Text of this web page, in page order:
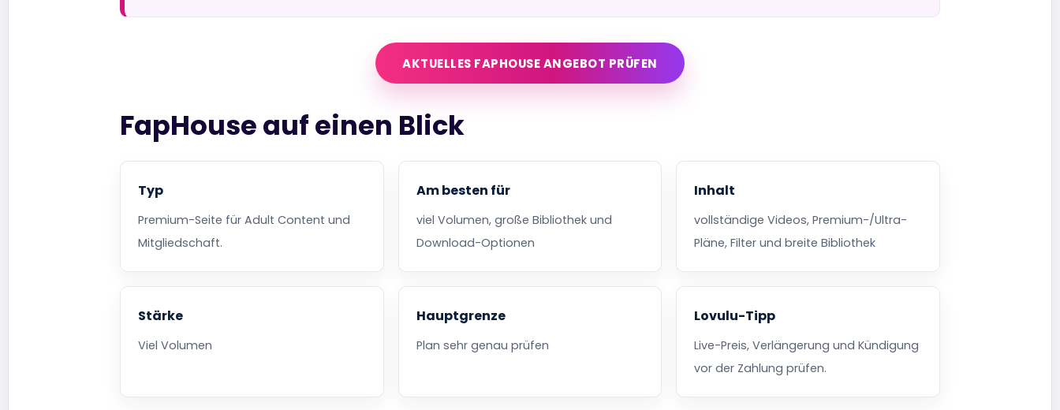
AKTUELLES FAPHOUSE ANGEBOT PRÜFEN
FapHouse auf einen Blick
Typ
Premium-Seite für Adult Content und
Mitgliedschaft.
Am besten für
viel Volumen, große Bibliothek und
Download-Optionen
Inhalt
vollständige Videos, Premium-/Ultra-
Pläne, Filter und breite Bibliothek
Stärke
Viel Volumen
Hauptgrenze
Plan sehr genau prüfen
Lovulu-Tipp
Live-Preis, Verlängerung und Kündigung
vor der Zahlung prüfen.